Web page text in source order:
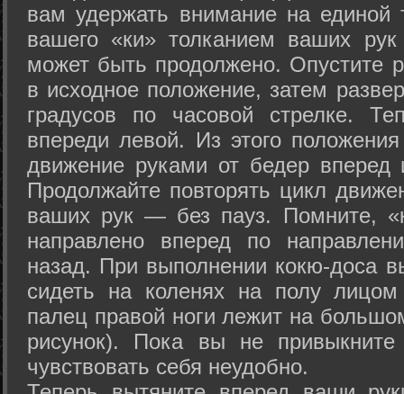
вам удержать внимание на единой
вашего «ки» толканием ваших
может быть продолжено. Опустите
в исходное положение, затем
градусов по часовой стрелке.
впереди левой. Из этого
движение руками от бедер вперед
Продолжайте повторять цикл
ваших рук — без пауз. Помните,
направлено вперед по
назад. При выполнении кокю-доса
сидеть на коленях на полу
палец правой ноги лежит на
рисунок). Пока вы не
чувствовать себя неудобно.